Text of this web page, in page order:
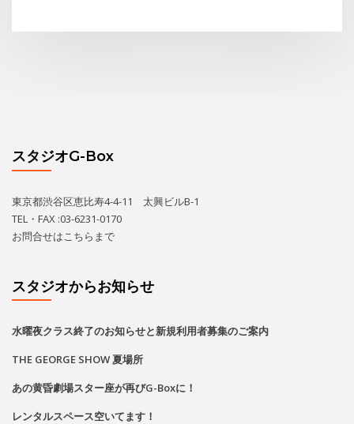
スタジオG-Box
東京都渋谷区恵比寿4-4-11 太興ビルB-1
TEL・FAX :03-6231-0170
お問合せはこちら まで
スタジオからお知らせ
水曜夜クラス終了のお知らせと新規利用者募集のご案内
THE GEORGE SHOW 夏場所
あの黄昏劇場スター座が再びG-Boxに！
レンタルスペース空いてます！